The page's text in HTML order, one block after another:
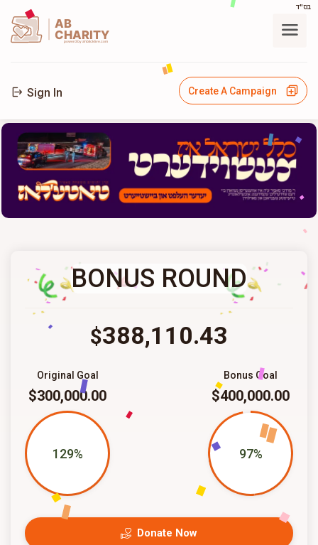
בס"ד
AB
CHARITY
powerd by ahblicklive.com
Sign In Create A Campaign
BONUS ROUND
$388,110.43
Bonus Goal
$400,000.00
97%
Original Goal
$300,000.00
129%
Donate Now